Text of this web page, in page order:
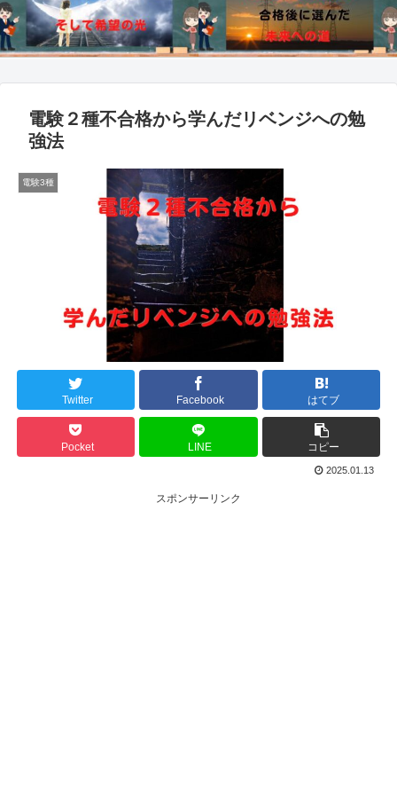
電験２種不合格から学んだリベンジへの勉
強法
電験3種
Twitter Facebook はてブ
Pocket LINE コピー
2025.01.13
スポンサーリンク